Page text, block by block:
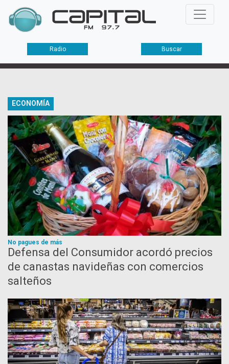
Radio Buscar
ECONOMÍA
No pagues de más
Defensa del Consumidor acordó precios
de canastas navideñas con comercios
salteños